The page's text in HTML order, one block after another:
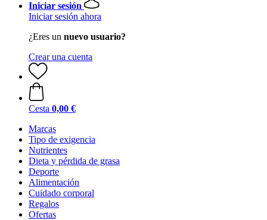
Iniciar sesión
Iniciar sesión ahora
¿Eres un nuevo usuario?
Crear una cuenta
Cesta 0,00 €
Marcas
Tipo de exigencia
Nutrientes
Dieta y pérdida de grasa
Deporte
Alimentación
Cuidado corporal
Regalos
Ofertas